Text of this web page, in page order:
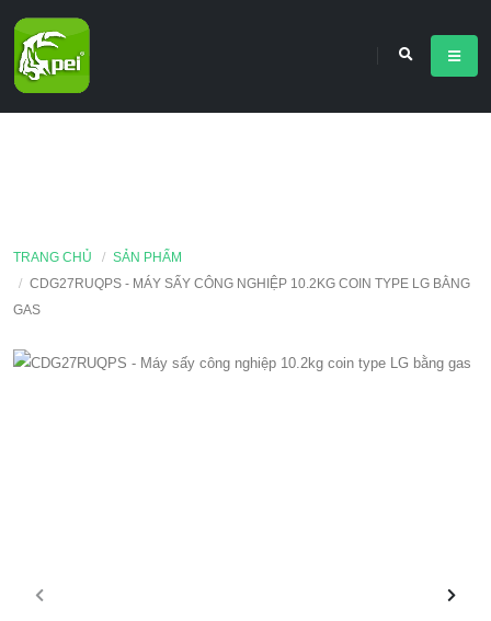
TRANG CHỦ
SẢN PHẨM
CDG27RUQPS - MÁY SẤY CÔNG NGHIỆP 10.2KG COIN TYPE LG BẰNG
GAS